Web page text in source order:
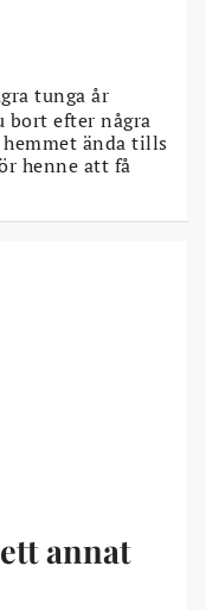
tunga år
bort efter några
ända tills
henne att få
annat